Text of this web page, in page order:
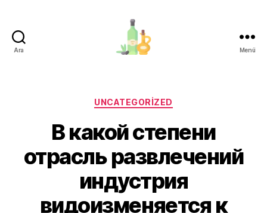
Ara Menü
Kategoriler
UNCATEGORIZED
В какой степени
отрасль развлечений
индустрия
видоизменяется к